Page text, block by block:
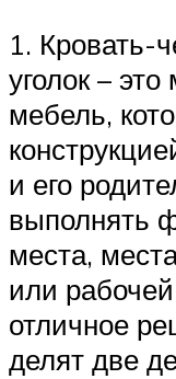
1. Кровать-
уголок –
мебель,
и его
выполнять
места,
или
отличное
делят две